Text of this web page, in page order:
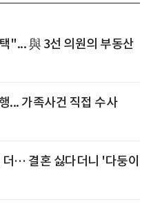
"... 與 3선 의원의 부동산
... 가족사건 직접 수사
… 결혼 싫다더니 '다둥이